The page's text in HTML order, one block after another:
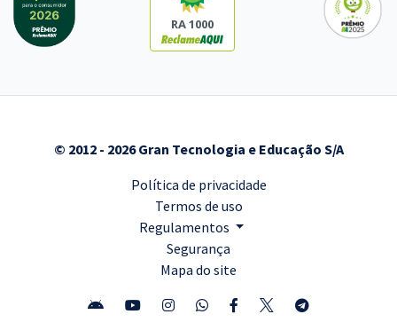
RA 1000
© 2012 - 2026 Gran Tecnologia e Educação S/A
Política de privacidade
Termos de uso
Regulamentos
Segurança
Mapa do site